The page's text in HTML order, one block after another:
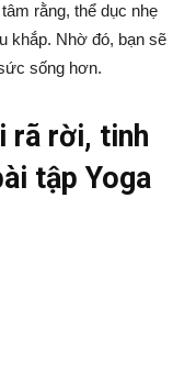
rằng, thể dục nhẹ
khắp. Nhờ đó, bạn sẽ
sống hơn.
rã rời, tinh
tập Yoga